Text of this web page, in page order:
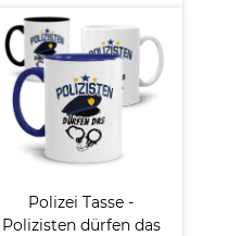
Verschiedene Größen
Polizei Tasse -
Polizisten dürfen das